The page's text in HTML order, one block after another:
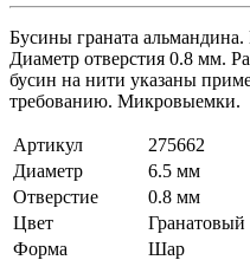
Бусины граната
Диаметр отверстия 0.8 мм.
бусин на нити указаны
требованию. Микровыемки.
Артикул
275662
Диаметр
6.5 мм
Отверстие
0.8 мм
Цвет
Гранатовый
Форма
Шар